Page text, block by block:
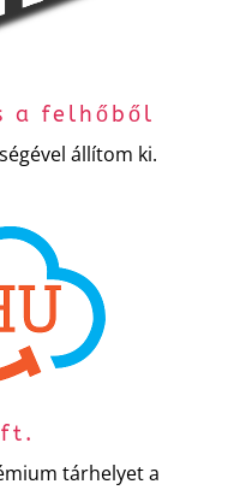
a felhőből
állítom ki.
tárhelyet a